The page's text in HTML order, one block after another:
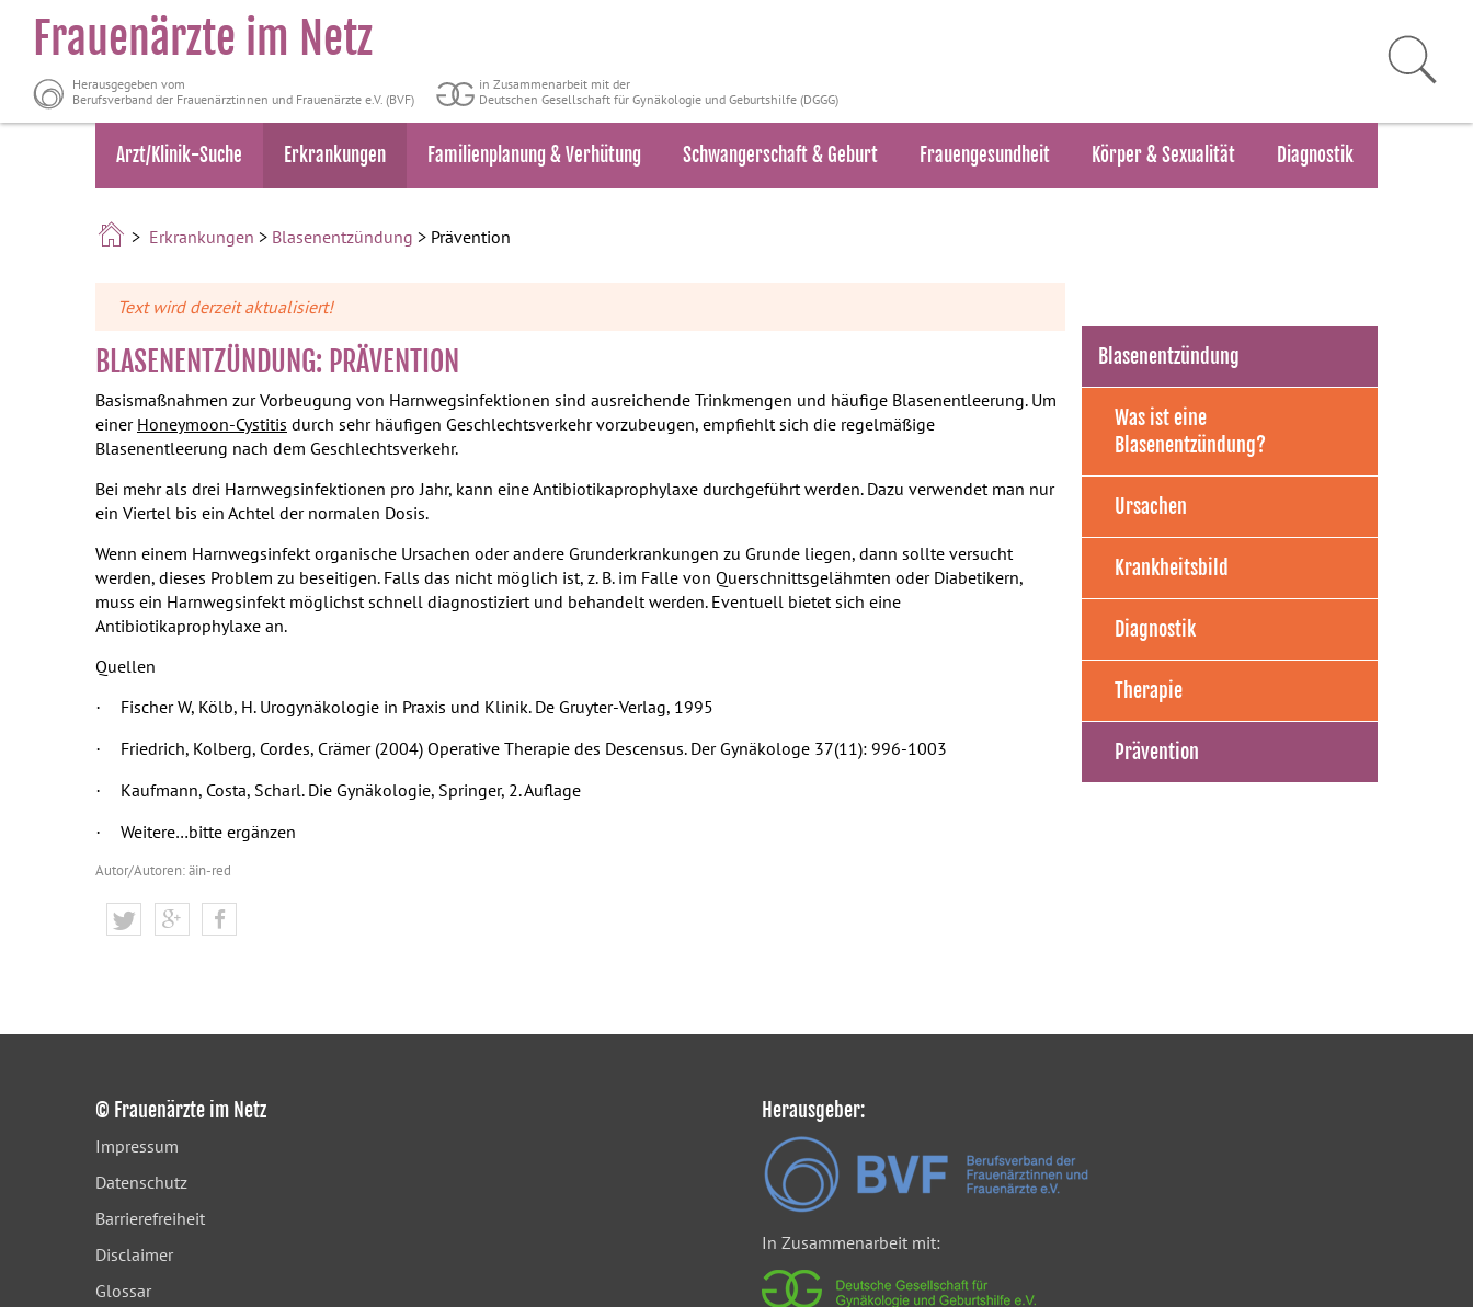
Frauenärzte im Netz
Herausgegeben vom
Berufsverband der Frauenärztinnen und Frauenärzte e.V. (BVF)
in Zusammenarbeit mit der
Deutschen Gesellschaft für Gynäkologie und Geburtshilfe (DGGG)
Arzt/Klinik-Suche Erkrankungen Familienplanung & Verhütung Schwangerschaft & Geburt Frauengesundheit Körper & Sexualität Diagnostik
> Erkrankungen > Blasenentzündung > Prävention
Blasenentzündung
Was ist eine
Blasenentzündung?
Ursachen
Krankheitsbild
Diagnostik
Therapie
Prävention
Text wird derzeit aktualisiert!
BLASENENTZÜNDUNG: PRÄVENTION
Basismaßnahmen zur Vorbeugung von Harnwegsinfektionen sind ausreichende Trinkmengen und häufige Blasenentleerung. Um
einer Honeymoon-Cystitis durch sehr häufigen Geschlechtsverkehr vorzubeugen, empfiehlt sich die regelmäßige
Blasenentleerung nach dem Geschlechtsverkehr.
Bei mehr als drei Harnwegsinfektionen pro Jahr, kann eine Antibiotikaprophylaxe durchgeführt werden. Dazu verwendet man nur
ein Viertel bis ein Achtel der normalen Dosis.
Wenn einem Harnwegsinfekt organische Ursachen oder andere Grunderkrankungen zu Grunde liegen, dann sollte versucht
werden, dieses Problem zu beseitigen. Falls das nicht möglich ist, z. B. im Falle von Querschnittsgelähmten oder Diabetikern,
muss ein Harnwegsinfekt möglichst schnell diagnostiziert und behandelt werden. Eventuell bietet sich eine
Antibiotikaprophylaxe an.
Quellen
· Fischer W, Kölb, H. Urogynäkologie in Praxis und Klinik. De Gruyter-Verlag, 1995
· Friedrich, Kolberg, Cordes, Crämer (2004) Operative Therapie des Descensus. Der Gynäkologe 37(11): 996-1003
· Kaufmann, Costa, Scharl. Die Gynäkologie, Springer, 2. Auflage
· Weitere…bitte ergänzen
Autor/Autoren: äin-red
© Frauenärzte im Netz
Impressum
Datenschutz
Barrierefreiheit
Disclaimer
Glossar
Herausgeber:
In Zusammenarbeit mit: